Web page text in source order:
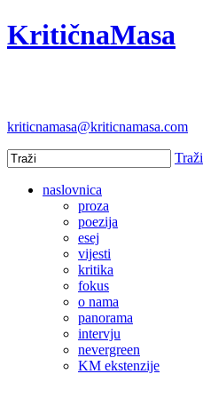
KritičnaMasa
kriticnamasa@kriticnamasa.com
Traži
naslovnica
proza
poezija
esej
vijesti
kritika
fokus
o nama
panorama
intervju
nevergreen
KM ekstenzije